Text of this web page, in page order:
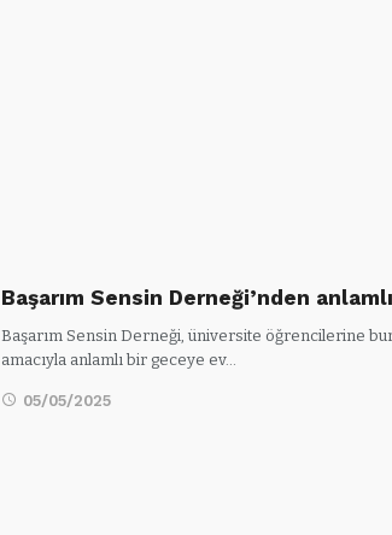
Başarım Sensin Derneği’nden
Başarım Sensin Derneği, üniversite öğrencilerine
amacıyla anlamlı bir geceye ev…
05/05/2025